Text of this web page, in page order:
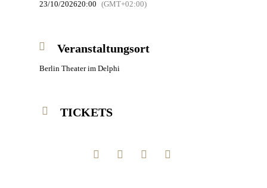
23/10/202620:00 (GMT+02:00)
Veranstaltungsort
Berlin Theater im Delphi
TICKETS